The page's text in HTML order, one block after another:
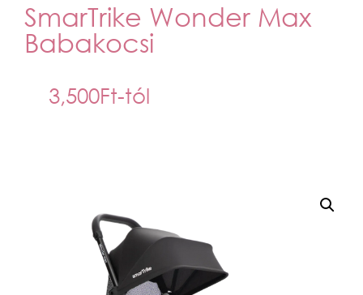
SmarTrike Wonder Max
Babakocsi
3,500Ft-tól